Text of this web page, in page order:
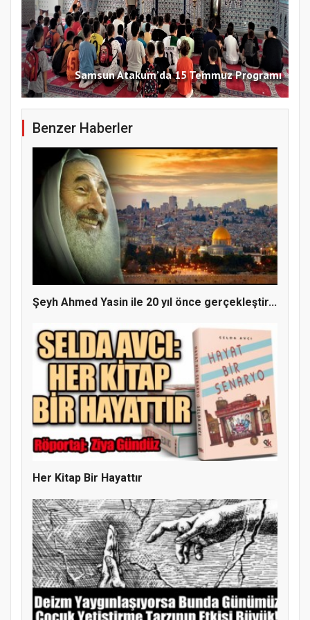
Samsun Atakum’da 15 Temmuz Programı
Doğanyol'da Temel Dini Bilgiler Sınavı
Gerçekleştirildi
Benzer Haberler
Şeyh Ahmed Yasin ile 20 yıl önce gerçekleştir...
Her Kitap Bir Hayattır